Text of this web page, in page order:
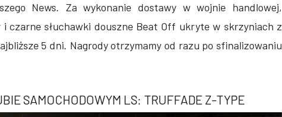
News. Za wykonanie dostawy w wojnie handlowej,
czarne słuchawki douszne Beat Off ukryte w skrzyniach z
5 dni. Nagrody otrzymamy od razu po sfinalizowaniu
SAMOCHODOWYM LS: TRUFFADE Z-TYPE